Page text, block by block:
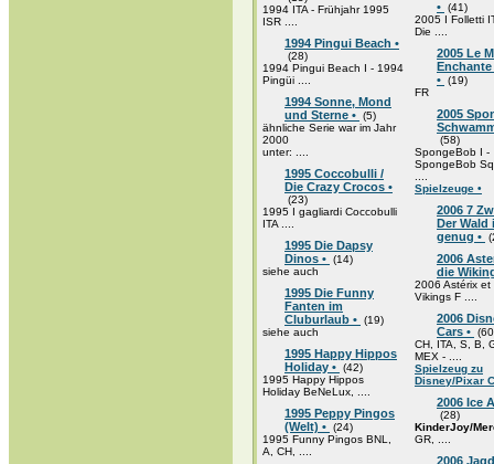
1994 ITA - Frühjahr 1995
ISR ....
1994 Pingui Beach •
(28)
1994 Pingui Beach I - 1994
Pingüi ....
1994 Sonne, Mond
und Sterne • (5)
ähnliche Serie war im Jahr
2000
unter: ....
1995 Coccobulli /
Die Crazy Crocos •
(23)
1995 I gagliardi Coccobulli
ITA ....
1995 Die Dapsy
Dinos • (14)
siehe auch
1995 Die Funny
Fanten im
Cluburlaub • (19)
siehe auch
1995 Happy Hippos
Holiday • (42)
1995 Happy Hippos
Holiday BeNeLux, ....
1995 Peppy Pingos
(Welt) • (24)
1995 Funny Pingos BNL,
A, CH, ....
• (41)
2005 I Folletti
Die ....
2005 Le
• (19)
FR
2005
(58)
SpongeBob I -
SpongeBob
Spielzeuge •
2006 7
Der Wald
genug •
2006
die
2006 Astérix et
Vikings F ....
2006
Cars •
CH, ITA, S, B,
MEX - ....
Spielzeug zu
Disney/Pixar
2006 Ice
(28)
KinderJoy/
GR, ....
2006